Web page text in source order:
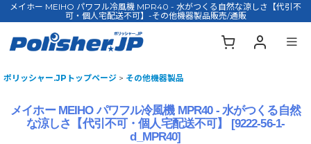
メイホー MEIHO パワフル冷風機 MPR40 - 水がつくる自然な涼しさ【代引不
可・個人宅配送不可】-その他機器製品販売/通販
ポリッシャー.JPトップページ > その他機器製品
メイホー MEIHO パワフル冷風機 MPR40 - 水がつくる自然
な涼しさ【代引不可・個人宅配送不可】
[9222-56-1-
d_MPR40]